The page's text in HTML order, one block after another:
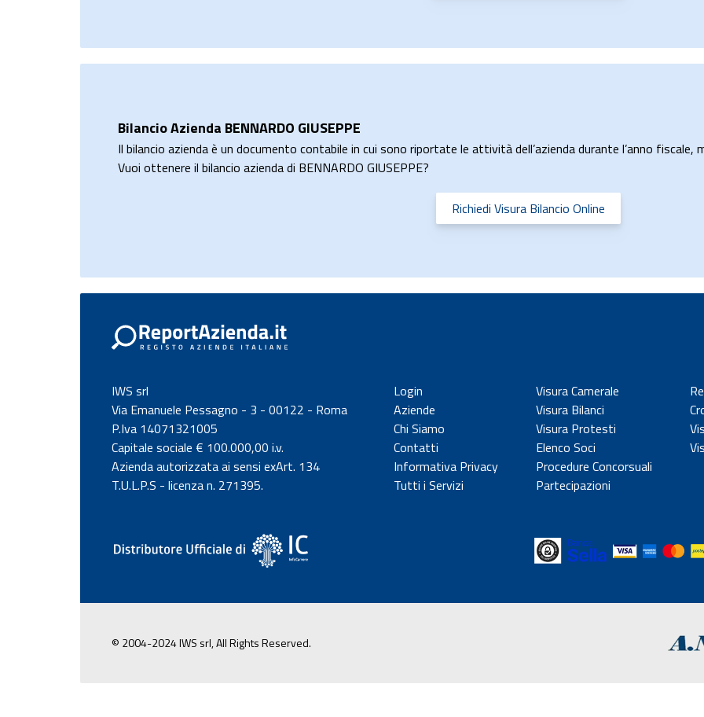
Bilancio Azienda BENNARDO GIUSEPPE
Il bilancio azienda è un documento contabile in cui sono riportate le attività dell’azienda durante l’anno fiscale,
Vuoi ottenere il bilancio azienda di BENNARDO GIUSEPPE?
Richiedi Visura Bilancio Online
IWS srl
Via Emanuele Pessagno - 3 - 00122 - Roma
P.Iva 14071321005
Capitale sociale € 100.000,00 i.v.
Azienda autorizzata ai sensi exArt. 134
T.U.L.P.S - licenza n. 271395.
Login
Aziende
Chi Siamo
Contatti
Informativa Privacy
Tutti i Servizi
Visura Camerale
Visura Bilanci
Visura Protesti
Elenco Soci
Procedure Concorsuali
Partecipazioni
© 2004-2024 IWS srl, All Rights Reserved.